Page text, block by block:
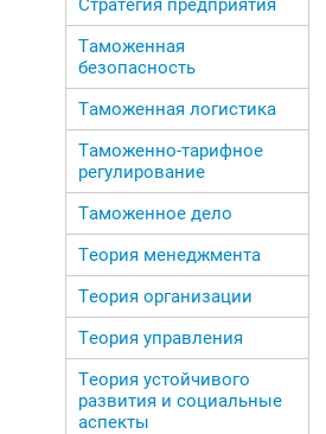
Стратегия предприятия
Таможенная
безопасность
Таможенная логистика
Таможенно-тарифное
регулирование
Таможенное дело
Теория менеджмента
Теория организации
Теория управления
Теория устойчивого
развития и социальные
аспекты